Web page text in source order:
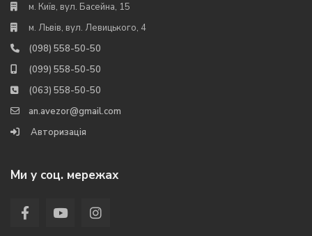
м. Київ, вул. Басейна, 15
м. Львів, вул. Левицького, 4
(098) 558-50-50
(099) 558-50-50
(063) 558-50-50
an.avezor@gmail.com
Авторизація
Ми у соц. мережах